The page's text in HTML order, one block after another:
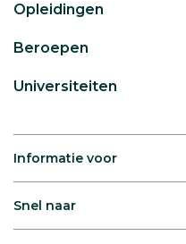
Opleidingen
Beroepen
Universiteiten
Informatie voor
Snel naar